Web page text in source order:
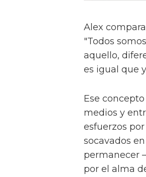
Alex
"Todos
aquello,
es igual que
Ese
medios y
esfuerzos
socavados
permanecer
por el alma